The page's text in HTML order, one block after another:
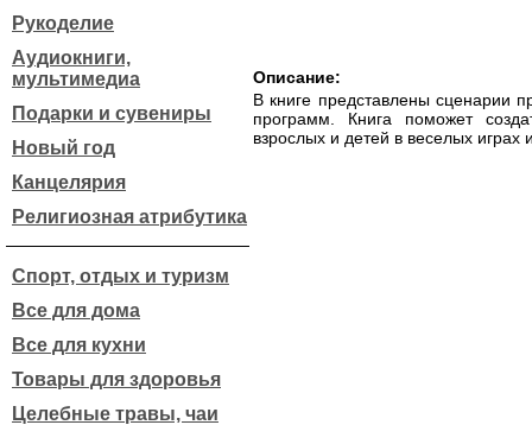
Рукоделие
Аудиокниги,
мультимедиа
Подарки и сувениры
Новый год
Канцелярия
Религиозная атрибутика
Спорт, отдых и туризм
Все для дома
Все для кухни
Товары для здоровья
Целебные травы, чаи
Описание:
В книге представлены сценарии
программ. Книга поможет
взрослых и детей в веселых играх